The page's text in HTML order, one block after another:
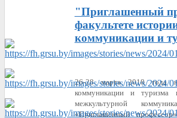
"Приглашенный
факультете
коммуникации и
26-28 марта 2018 года
коммуникации и
межкультурной
«Приглашённый